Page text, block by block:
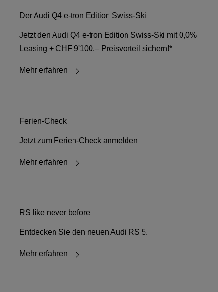
Der Audi Q4 e-tron Edition Swiss-Ski
Jetzt den Audi Q4 e-tron Edition Swiss-Ski mit 0,0%
Leasing + CHF 9'100.– Preisvorteil sichern!*
Mehr erfahren
Ferien-Check
Jetzt zum Ferien-Check anmelden
Mehr erfahren
RS like never before.
Entdecken Sie den neuen Audi RS 5.
Mehr erfahren